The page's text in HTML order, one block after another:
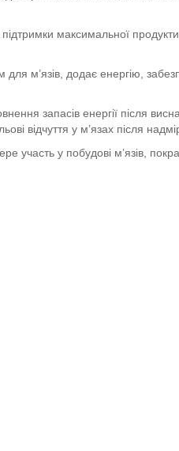
максимальної
м’язів, додає енергію,
запасів енергії після
відчуття у м’язах після
у побудові м’язів,